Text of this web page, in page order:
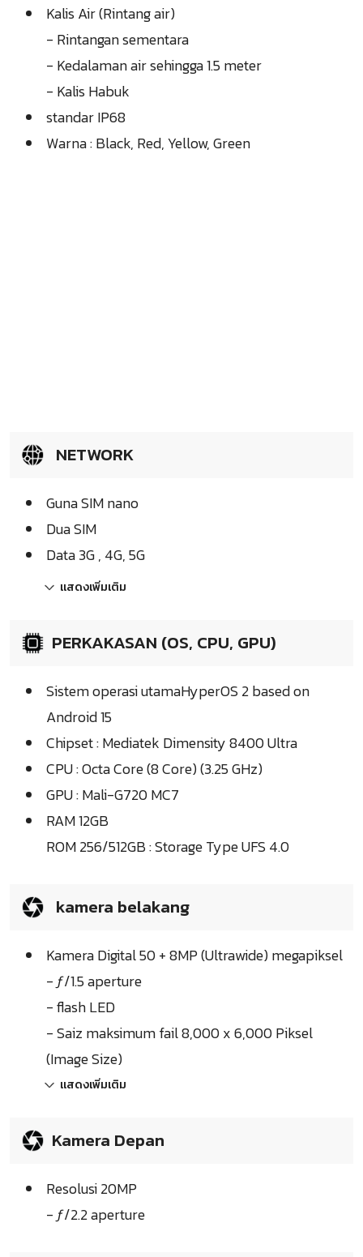
Kalis Air (Rintang air)
- Rintangan sementara
- Kedalaman air sehingga 1.5 meter
- Kalis Habuk
standar IP68
Warna : Black, Red, Yellow, Green
NETWORK
Guna SIM nano
Dua SIM
Data 3G , 4G, 5G
แสดงเพิ่มเติม
PERKAKASAN (OS, CPU, GPU)
Sistem operasi utamaHyperOS 2 based on
Android 15
Chipset : Mediatek Dimensity 8400 Ultra
CPU : Octa Core (8 Core) (3.25 GHz)
GPU : Mali-G720 MC7
RAM 12GB
ROM 256/512GB : Storage Type UFS 4.0
kamera belakang
Kamera Digital 50 + 8MP (Ultrawide) megapiksel
- ƒ/1.5 aperture
- flash LED
- Saiz maksimum fail 8,000 x 6,000 Piksel
(Image Size)
แสดงเพิ่มเติม
Kamera Depan
Resolusi 20MP
- ƒ/2.2 aperture